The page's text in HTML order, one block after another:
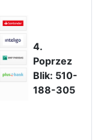
4.
Poprzez
Blik: 510-
188-305